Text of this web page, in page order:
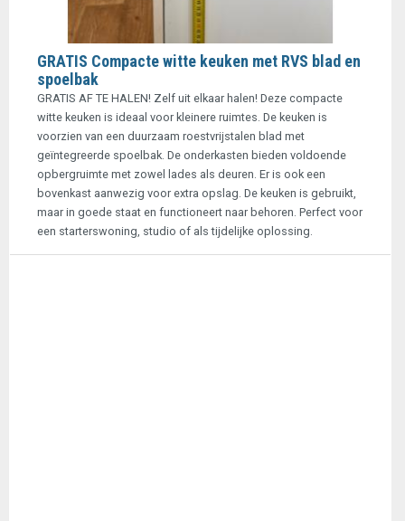
GRATIS Compacte witte keuken met RVS blad en
spoelbak
GRATIS AF TE HALEN! Zelf uit elkaar halen! Deze compacte
witte keuken is ideaal voor kleinere ruimtes. De keuken is
voorzien van een duurzaam roestvrijstalen blad met
geïntegreerde spoelbak. De onderkasten bieden voldoende
opbergruimte met zowel lades als deuren. Er is ook een
bovenkast aanwezig voor extra opslag. De keuken is gebruikt,
maar in goede staat en functioneert naar behoren. Perfect voor
een starterswoning, studio of als tijdelijke oplossing.